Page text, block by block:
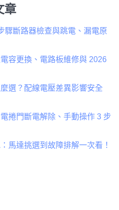
章
驟斷路器檢查與跳電、漏電原
容更換、電路板維修與 2026
選？配線電壓差異影響安全
捲門斷電解除、手動操作 3 步
馬達挑選到故障排解一次看！